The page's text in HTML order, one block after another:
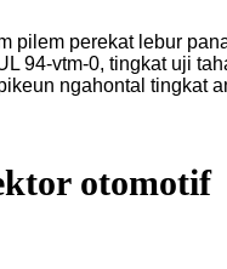
pilem perekat lebur
94-vtm-0, tingkat uji
ngahontal tingkat
otomotif